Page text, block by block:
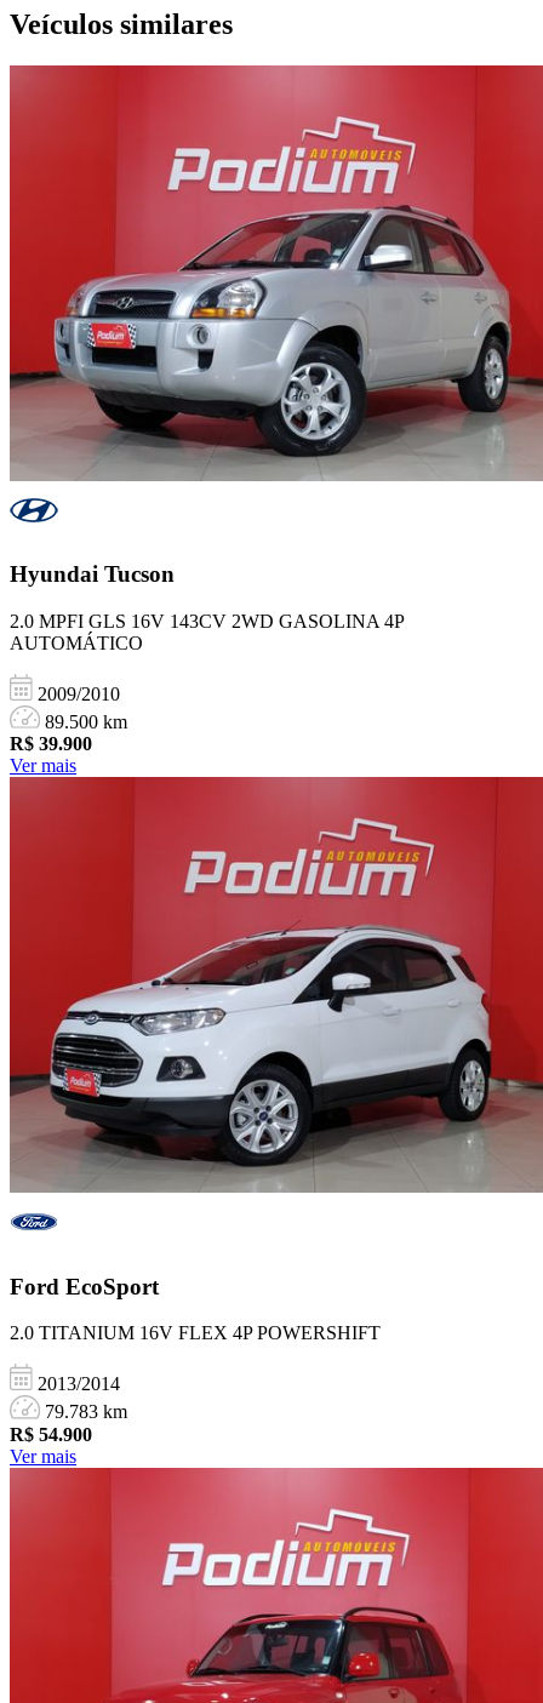
Veículos similares
Hyundai Tucson
2.0 MPFI GLS 16V 143CV 2WD GASOLINA 4P
AUTOMÁTICO
2009/2010
89.500 km
R$ 39.900
Ver mais
Ford EcoSport
2.0 TITANIUM 16V FLEX 4P POWERSHIFT
2013/2014
79.783 km
R$ 54.900
Ver mais